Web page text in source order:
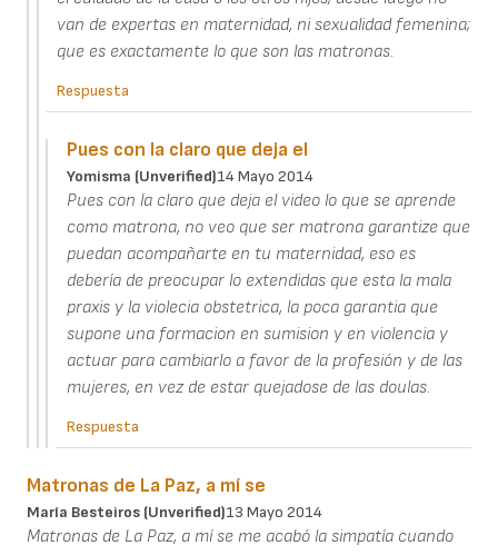
van de expertas en maternidad, ni sexualidad femenina;
que es exactamente lo que son las matronas.
Respuesta
Pues con la claro que deja el
Yomisma (unverified)14 Mayo 2014
Pues con la claro que deja el video lo que se aprende
como matrona, no veo que ser matrona garantize que
puedan acompañarte en tu maternidad, eso es
debería de preocupar lo extendidas que esta la mala
praxis y la violecia obstetrica, la poca garantia que
supone una formacion en sumision y en violencia y
actuar para cambiarlo a favor de la profesión y de las
mujeres, en vez de estar quejadose de las doulas.
Respuesta
Matronas de La Paz, a mí se
María Besteiros (unverified)13 Mayo 2014
Matronas de La Paz, a mí se me acabó la simpatía cuando